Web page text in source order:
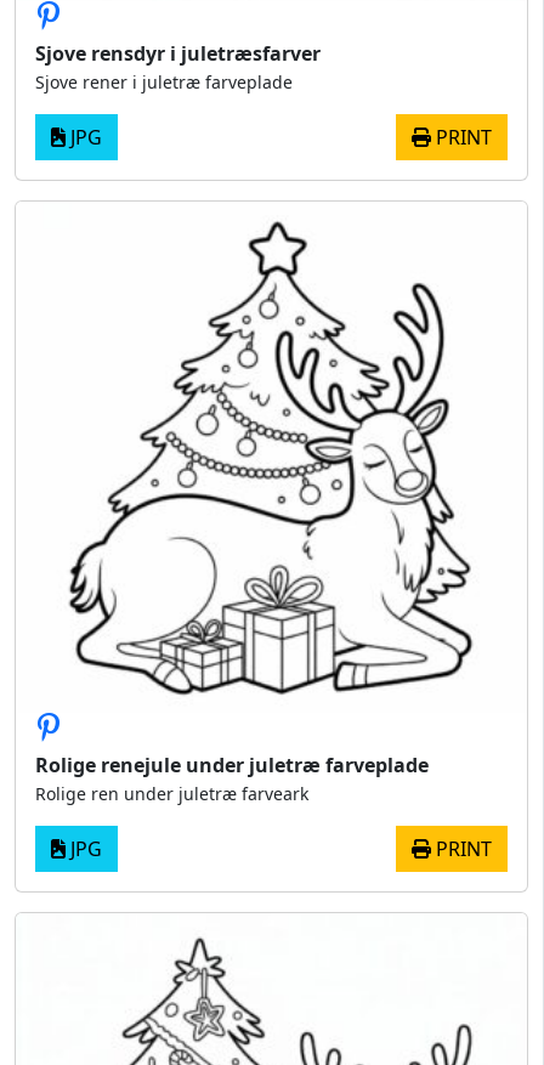
Sjove rensdyr i juletræsfarver
Sjove rener i juletræ farveplade
JPG PRINT
Rolige renejule under juletræ farveplade
Rolige ren under juletræ farveark
JPG PRINT